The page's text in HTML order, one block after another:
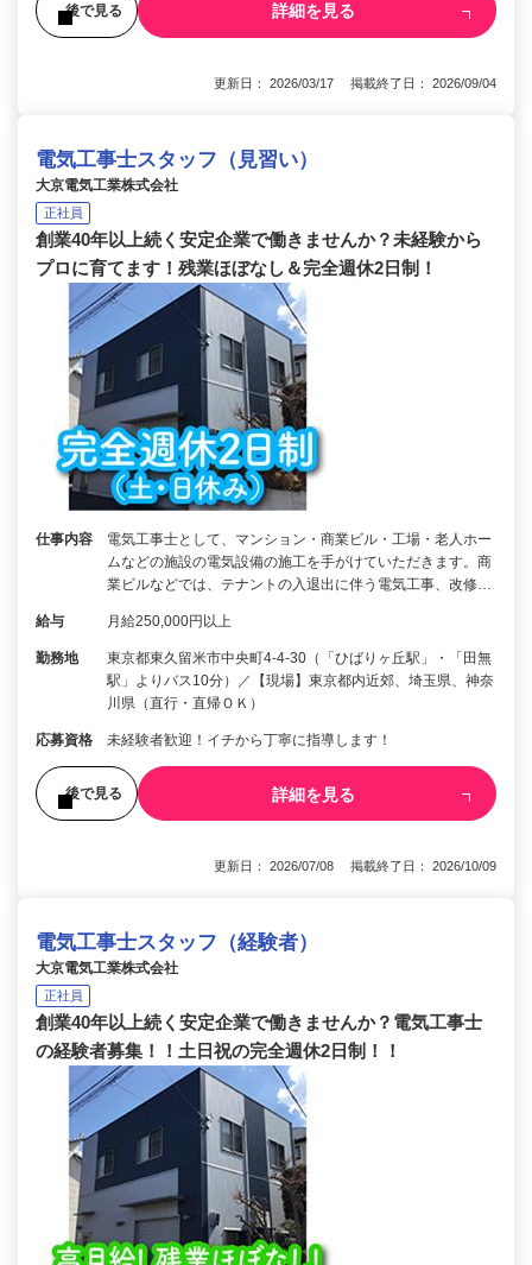
後で見る 詳細を見る
更新日： 2026/03/17 掲載終了日： 2026/09/04
電気工事士スタッフ（見習い）
大京電気工業株式会社
正社員
創業40年以上続く安定企業で働きませんか？未経験から
プロに育てます！残業ほぼなし＆完全週休2日制！
仕事内容
電気工事士として、マンション・商業ビル・工場・老人ホー
ムなどの施設の電気設備の施工を手がけていただきます。商
業ビルなどでは、テナントの入退出に伴う電気工事、改修…
給与 月給250,000円以上
勤務地
東京都東久留米市中央町4-4-30（「ひばりヶ丘駅」・「田無
駅」よりバス10分）／【現場】東京都内近郊、埼玉県、神奈
川県（直行・直帰ＯＫ）
応募資格 未経験者歓迎！イチから丁寧に指導します！
後で見る 詳細を見る
更新日： 2026/07/08 掲載終了日： 2026/10/09
電気工事士スタッフ（経験者）
大京電気工業株式会社
正社員
創業40年以上続く安定企業で働きませんか？電気工事士
の経験者募集！！土日祝の完全週休2日制！！